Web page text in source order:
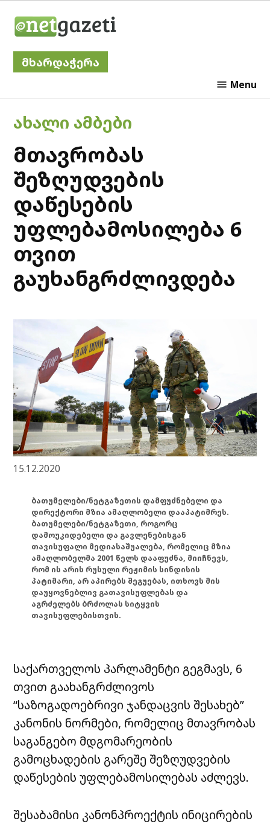
მხარდაჭერა
Menu
POSTED
IN
ᲐᲮᲐᲚᲘ ᲐᲛᲑᲔᲑᲘ
მთავრობას
შეზღუდვების
დაწესების
უფლებამოსილება 6
თვით
გაუხანგრძლივდება
15.12.2020
ბათუმელები/ნეტგაზეთის დამფუძნებელი და
დირექტორი მზია ამაღლობელი დააპატიმრეს.
ბათუმელები/ნეტგაზეთი, როგორც
დამოუკიდებელი და გავლენებისგან
თავისუფალი მედიასაშუალება, რომელიც მზია
ამაღლობელმა 2001 წელს დააფუძნა, მიიჩნევს,
რომ ის არის რუსული რეჟიმის სინდისის
პატიმარი, არ აპირებს შეგუებას, ითხოვს მის
დაუყოვნებლივ გათავისუფლებას და
აგრძელებს ბრძოლას სიტყვის
თავისუფლებისთვის.
საქართველოს პარლამენტი გეგმავს, 6
თვით გაახანგრძლივოს
“საზოგადოებრივი ჯანდაცვის შესახებ”
კანონის ნორმები, რომელიც მთავრობას
საგანგებო მდგომარეობის
გამოცხადების გარეშე შეზღუდვების
დაწესების უფლებამოსილებას აძლევს.
შესაბამისი კანონპროექტის ინიცირების